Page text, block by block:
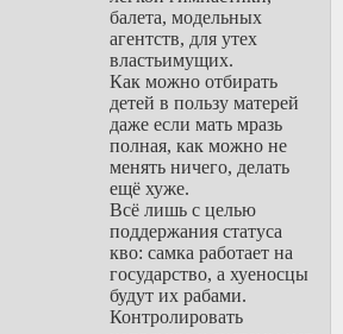
внутри.
Нас опустили ниже
кишлачных замоташек.
Вспоминаем модель ещё
раз: верхушка это львы-
вожаки, затем идёт
огромный пласт самок
которые делают грязную
работу, а мужики-
степашки под ними это
львята на
жизнеобеспечении самок
(матриархат).
Вся стратегия построена
балета, модельных
агентств, для утех
властьимущих.
Как можно отбирать
детей в пользу матерей
даже если мать мразь
полная, как можно не
менять ничего, делать
ещё хуже.
Всё лишь с целью
поддержания статуса
кво: самка работает на
государство, а хуеносцы
будут их рабами.
Контролировать